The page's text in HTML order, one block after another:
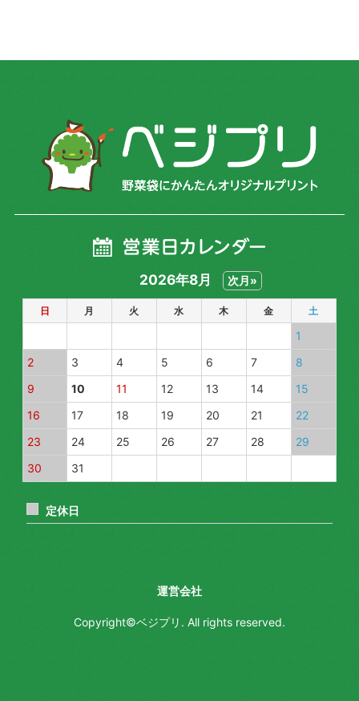
2026年8月 次月»
日 月 火 水 木 金 土
1
2
3 4 5 6 7
8
9
10 11 12 13 14
15
16
17 18 19 20 21
22
23
24 25 26 27 28
29
30
31
定休日
運営会社
Copyright©ベジプリ. All rights reserved.